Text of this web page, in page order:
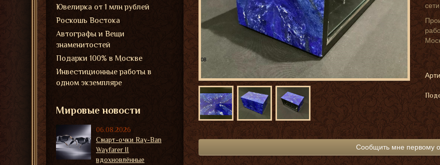
Сообщить мне первому о
Ювелирка от 1 млн рублей
Роскошь Востока
Автографы и Вещи
знаменитостей
Подарки 100% в Москве
Инвестиционные работы в
одном экземпляре
Мировые новости
06.08.2026
Смарт-очки Ray-Ban
Wayfarer II
вдохновлённые